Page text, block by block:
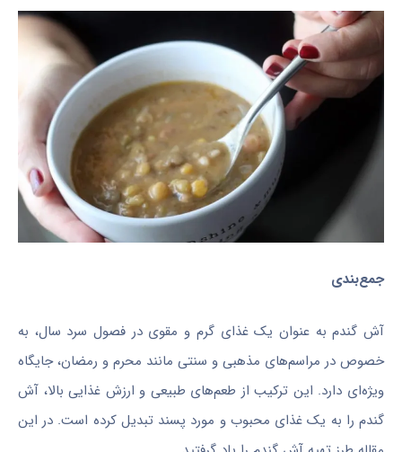
جمع‌بندی
آش گندم به عنوان یک غذای گرم و مقوی در فصول سرد سال، به
خصوص در مراسم‌های مذهبی و سنتی مانند محرم و رمضان، جایگاه
ویژه‌ای دارد. این ترکیب از طعم‌های طبیعی و ارزش غذایی بالا، آش
گندم را به یک غذای محبوب و مورد پسند تبدیل کرده است. در این